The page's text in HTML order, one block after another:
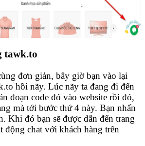
tawk.to
đơn giản, bây giờ bạn vào lại
hồi nãy. Lúc nãy ta đang đi đến
đoạn code đó vào website rồi đó,
mà tới bước thứ 4 này. Bạn nhấn
Khi đó bạn sẽ được dẫn đến trang
động chat với khách hàng trên